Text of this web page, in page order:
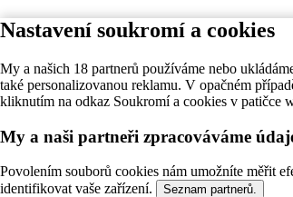
Nastavení soukromí a cookies
My a našich 18 partnerů používáme nebo
také personalizovanou reklamu. V opačném
kliknutím na odkaz Soukromí a cookies v patičce
My a naši partneři zpracováváme
Povolením souborů cookies nám umožníte měřit
identifikovat vaše zařízení.
Seznam partnerů.